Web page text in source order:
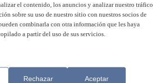
el contenido, los anuncios y analizar nuestro tráfico.
sobre su uso de nuestro sitio con nuestros socios de
combinarla con otra información que les haya
a partir del uso de sus servicios.
Rechazar Aceptar